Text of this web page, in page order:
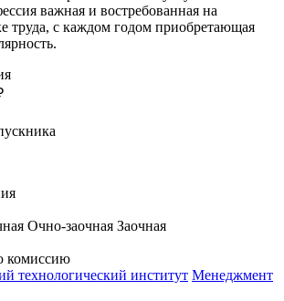
важная и востребованная на
труда, с каждом годом приобретающая
Очно-заочная Заочная
комиссию
институт Менеджмент